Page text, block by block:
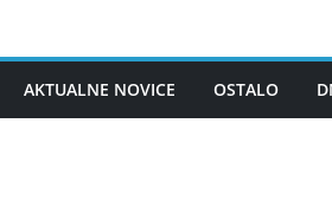
AKTUALNE NOVICE OSTALO